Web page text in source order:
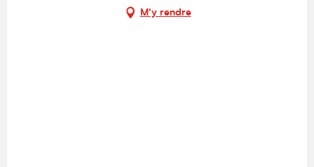
M'y rendre